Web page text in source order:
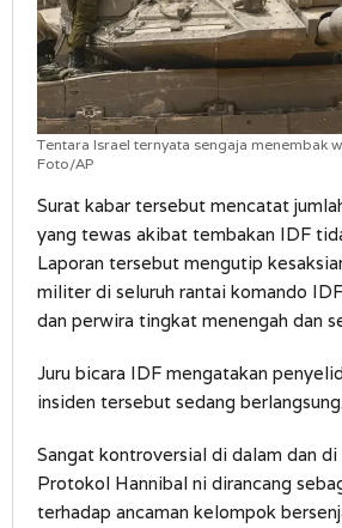
Tentara Israel ternyata sengaja menembak
Foto/AP
Surat kabar tersebut mencatat
yang tewas akibat tembakan IDF
Laporan tersebut mengutip
militer di seluruh rantai komando
dan perwira tingkat menengah dan
Juru bicara IDF mengatakan
insiden tersebut sedang berlangsung.
Sangat kontroversial di dalam dan di
Protokol Hannibal ni dirancang
terhadap ancaman kelompok